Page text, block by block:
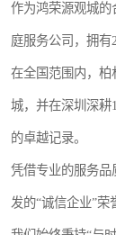
作为鸿荣源观城的
庭服务公司，拥有
在全国范围内，柏
城，并在深圳深耕
的卓越记录。
凭借专业的服务品
发的“诚信企业”荣